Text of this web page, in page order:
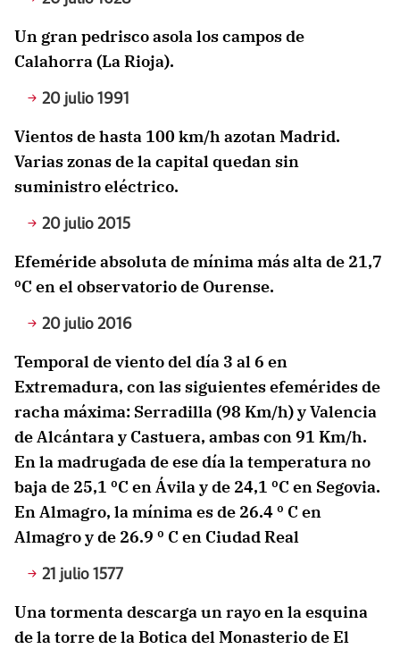
Un gran pedrisco asola los campos de
Calahorra (La Rioja).
20 julio 1991
Vientos de hasta 100 km/h azotan Madrid.
Varias zonas de la capital quedan sin
suministro eléctrico.
20 julio 2015
Efeméride absoluta de mínima más alta de 21,7
ºC en el observatorio de Ourense.
20 julio 2016
Temporal de viento del día 3 al 6 en
Extremadura, con las siguientes efemérides de
racha máxima: Serradilla (98 Km/h) y Valencia
de Alcántara y Castuera, ambas con 91 Km/h.
En la madrugada de ese día la temperatura no
baja de 25,1 ºC en Ávila y de 24,1 ºC en Segovia.
En Almagro, la mínima es de 26.4 º C en
Almagro y de 26.9 º C en Ciudad Real
21 julio 1577
Una tormenta descarga un rayo en la esquina
de la torre de la Botica del Monasterio de El